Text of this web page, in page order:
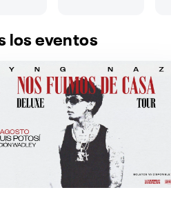
los eventos